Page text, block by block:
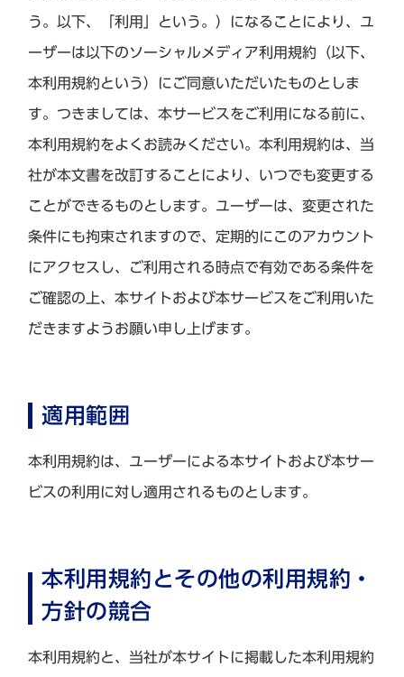
う。以下、「利用」という。）になることにより、ユ
ーザーは以下のソーシャルメディア利用規約（以下、
本利用規約という）にご同意いただいたものとしま
す。つきましては、本サービスをご利用になる前に、
本利用規約をよくお読みください。本利用規約は、当
社が本文書を改訂することにより、いつでも変更する
ことができるものとします。ユーザーは、変更された
条件にも拘束されますので、定期的にこのアカウント
にアクセスし、ご利用される時点で有効である条件を
ご確認の上、本サイトおよび本サービスをご利用いた
だきますようお願い申し上げます。
適用範囲
本利用規約は、ユーザーによる本サイトおよび本サー
ビスの利用に対し適用されるものとします。
本利用規約とその他の利用規約・
方針の競合
本利用規約と、当社が本サイトに掲載した本利用規約